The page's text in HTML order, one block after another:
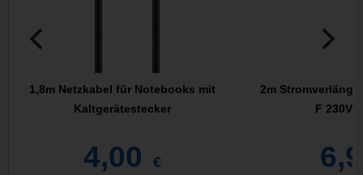
1,8m Netzkabel für Notebooks mit
Kaltgerätestecker
4,00 €
2m
F 230V,